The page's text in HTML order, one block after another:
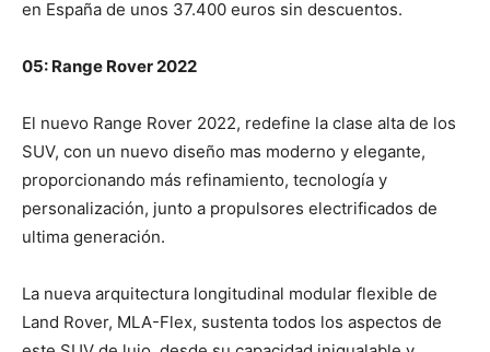
en España de unos 37.400 euros sin descuentos.
05: Range Rover 2022
El nuevo Range Rover 2022, redefine la clase alta de los
SUV, con un nuevo diseño mas moderno y elegante,
proporcionando más refinamiento, tecnología y
personalización, junto a propulsores electrificados de
ultima generación.
La nueva arquitectura longitudinal modular flexible de
Land Rover, MLA-Flex, sustenta todos los aspectos de